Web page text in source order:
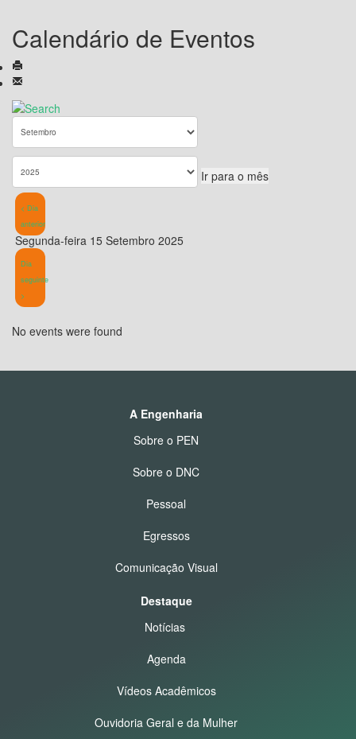
Calendário de Eventos
Ir para o mês
< Dia
anterior
Segunda-feira 15 Setembro 2025
Dia
seguinte
>
No events were found
A Engenharia
Sobre o PEN
Sobre o DNC
Pessoal
Egressos
Comunicação Visual
Destaque
Notícias
Agenda
Vídeos Acadêmicos
Ouvidoria Geral e da Mulher